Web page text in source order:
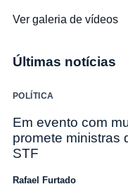
Ver galeria de vídeos
Últimas notícias
POLÍTICA
Em evento com
promete ministras
STF
Rafael Furtado